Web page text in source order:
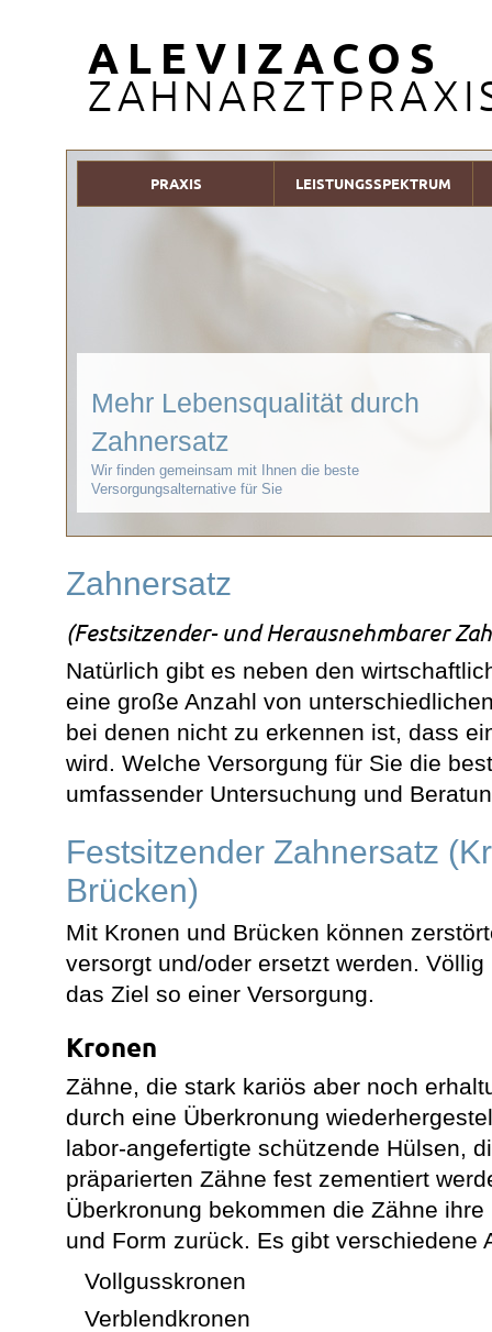
ALEVIZACOS
PRAXIS LEISTUNGSSPEKTRUM
Mehr Lebensqualität durch
Zahnersatz
Wir finden gemeinsam mit Ihnen die beste
Versorgungsalternative für Sie
Zahnersatz
(Festsitzender- und Herausnehmbarer
Natürlich gibt es neben den
eine große Anzahl von
bei denen nicht zu erkennen ist, dass
wird. Welche Versorgung für Sie die
umfassender Untersuchung und
Festsitzender Zahnersatz
Brücken)
Mit Kronen und Brücken können
versorgt und/oder ersetzt werden.
das Ziel so einer Versorgung.
Kronen
Zähne, die stark kariös aber noch
durch eine Überkronung
labor-angefertigte schützende Hülsen,
präparierten Zähne fest zementiert
Überkronung bekommen die Zähne
und Form zurück. Es gibt verschiedene
Vollgusskronen
Verblendkronen